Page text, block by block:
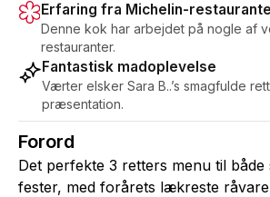
Erfaring fra Michelin-
Denne kok har arbejdet på nogle af
restauranter.
Fantastisk madoplevelse
Værter elsker Sara B..’s smagfulde
præsentation.
Forord
Det perfekte 3 retters menu til både
fester, med forårets lækreste